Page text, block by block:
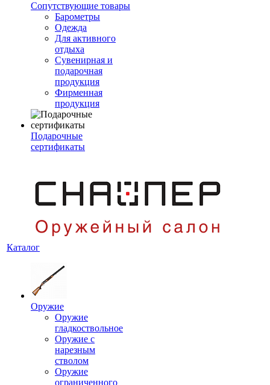
Сопутствующие товары
Барометры
Одежда
Для активного
отдыха
Сувенирная и
подарочная
продукция
Фирменная
продукция
Подарочные
сертификаты
Каталог
Оружие
Оружие
гладкоствольное
Оружие с
нарезным
стволом
Оружие
ограниченного